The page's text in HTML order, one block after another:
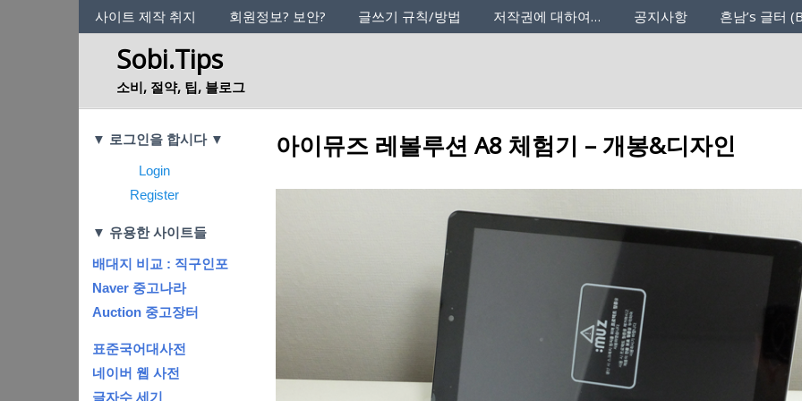
사이트의 정체성
사이트 제작 취지 회원정보? 보안? 글쓰기 규칙/방법 저작권에 대하여… 공지사항 흔남’s 글터
Sobi.Tips
소비, 절약, 팁, 블로그
Categories
아이뮤즈 레볼루션 A8 체험기 – 개봉&디자인
▼ 로그인을 합시다 ▼
Login
Register
▼ 유용한 사이트들
배대지 비교 : 직구인포
Naver 중고나라
Auction 중고장터
표준국어대사전
네이버 웹 사전
글자수 세기